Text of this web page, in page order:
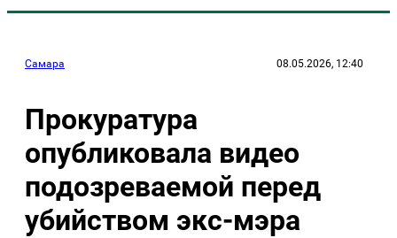
Самара 08.05.2026, 12:40
Прокуратура
опубликовала видео
подозреваемой перед
убийством экс-мэра